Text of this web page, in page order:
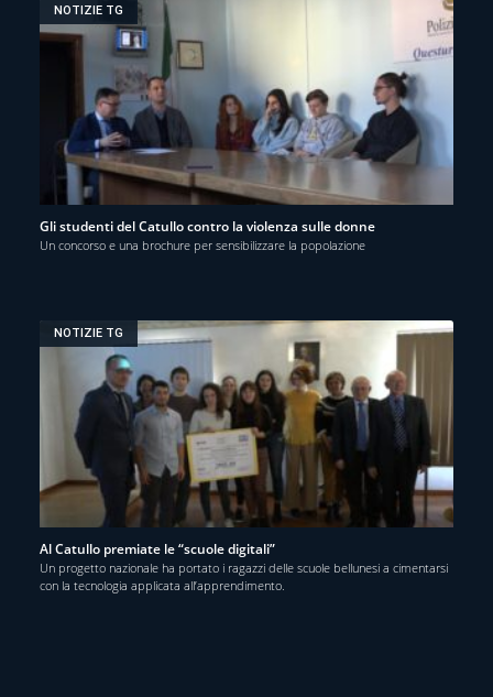
NOTIZIE TG
Gli studenti del Catullo contro la violenza sulle donne
Un concorso e una brochure per sensibilizzare la popolazione
NOTIZIE TG
Al Catullo premiate le “scuole digitali”
Un progetto nazionale ha portato i ragazzi delle scuole bellunesi a cimentarsi
con la tecnologia applicata all’apprendimento.